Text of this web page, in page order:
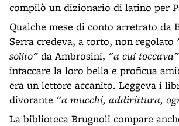
compilò un dizionario di latino per
Qualche mese di conto arretrato da
Serra credeva, a torto, non regolato
solito" da Ambrosini, "a cui toccava"
intaccare la loro bella e proficua
era un lettore accanito. Leggeva i
divorante "a mucchi, addirittura,
La biblioteca Brugnoli compare